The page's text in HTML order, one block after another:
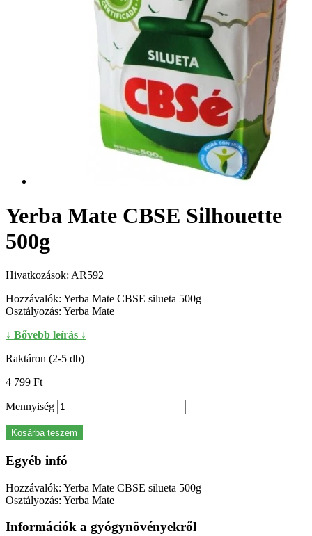
Yerba Mate CBSE Silhouette
500g
Hivatkozások: AR592
Hozzávalók: Yerba Mate CBSE silueta 500g
Osztályozás: Yerba Mate
↓ Bővebb leírás ↓
Raktáron (2-5 db)
4 799 Ft‎
Mennyiség
Kosárba teszem
Egyéb infó
Hozzávalók: Yerba Mate CBSE silueta 500g
Osztályozás: Yerba Mate
Információk a gyógynövényekről